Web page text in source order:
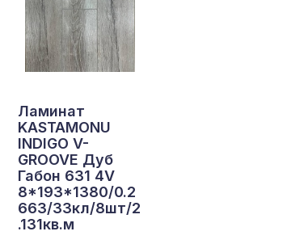
Ламинат
KASTAMONU
INDIGO V-
GROOVE Дуб
Габон 631 4V
8*193*1380/0.2
663/33кл/8шт/2
.131кв.м